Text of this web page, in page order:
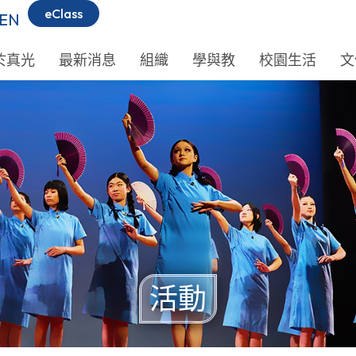
eClass
真光 最新消息 組織 學與教 校園生活
活動